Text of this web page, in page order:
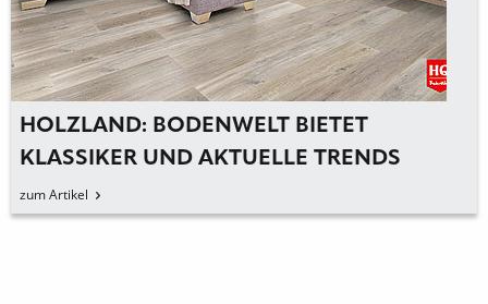
HOLZLAND: BODENWELT BIETET
KLASSIKER UND AKTUELLE TRENDS
zum Artikel